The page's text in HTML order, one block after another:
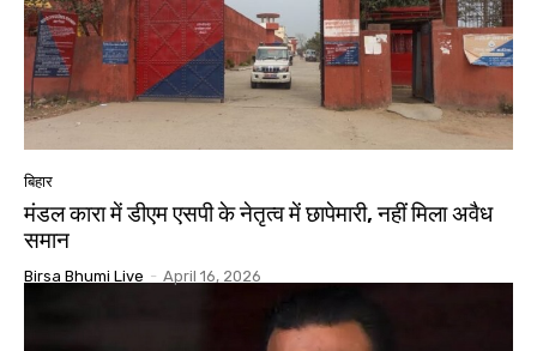
बिहार
मंडल कारा में डीएम एसपी के नेतृत्व में छापेमारी, नहीं मिला अवैध
समान
Birsa Bhumi Live - April 16, 2026